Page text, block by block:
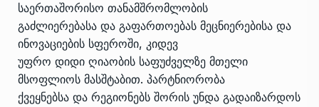
საერთაშორისო თანამშრომლობის
გაძლიერებასა და გაფართოებას მეცნიერებისა და
ინოვაციების სფეროში, კიდევ
უფრო დიდი ღიაობის საფუძველზე მთელი
მსოფლიოს მასშტაბით. პარტნიორობა
ქვეყნებსა და რეგიონებს შორის უნდა გადაიზარდოს